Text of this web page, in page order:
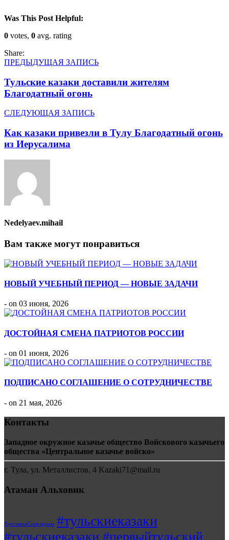
Was This Post Helpful:
0 votes, 0 avg. rating
Share:
ПРЕДЫДУЩАЯ ЗАПИСЬ
Тульские казаки доставили жителям
Благодатный огонь
СЛЕДУЮЩАЯ ЗАПИСЬ
Как казаки привезли в Тулу Благодатный огонь
из Иерусалима
Nedelyaev.mihail
Вам также могут понравиться
НОВЫЙ УЧЕБНЫЙ ПЕРИОД — НОВЫЕ ЗАДАЧИ
- on 03 июня, 2026
ДОСТОЙНАЯ СМЕНА ПАТРИОТОВ РОССИИ
- on 01 июня, 2026
ПОДПИСАНО СОГЛАШЕНИЕ О СОТРУДНИЧЕСТВЕ
- on 21 мая, 2026
Контакты
Западное окружное казачье общество Войскового казачьего
общества «Центральное казачье войско»
г. Тула, ул. Металлистов, 4 Kazaki71@mail.ru
Атаман Альховик
#десницаСпиридона #тульскиеказаки
#тульскиеказаки #первыйтульский